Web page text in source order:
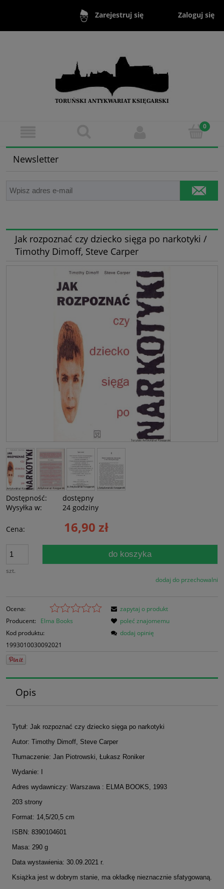
Zarejestruj się Zaloguj się
Newsletter
Jak rozpoznać czy dziecko sięga po narkotyki /
Timothy Dimoff, Steve Carper
Dostępność:
dostępny
Wysyłka w:
24 godziny
Cena: 16,90 zł
szt.
do koszyka
dodaj do przechowalni
Ocena:
Producent:
Elma Books
Kod produktu:
1993010030092021
zapytaj o produkt
poleć znajomemu
dodaj opinię
Opis
Tytuł: Jak rozpoznać czy dziecko sięga po narkotyki
Autor: Timothy Dimoff, Steve Carper
Tłumaczenie: Jan Piotrowski, Łukasz Roniker
Wydanie: I
Adres wydawniczy: Warszawa : ELMA BOOKS, 1993
203 strony
Format: 14,5/20,5 cm
ISBN: 8390104601
Masa: 290 g
Data wystawienia: 30.09.2021 r.
Książka jest w dobrym stanie, ma okładkę nieznacznie sfatygowaną.